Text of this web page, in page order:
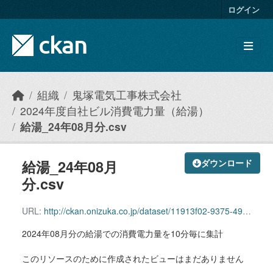
ログイン
組織
鬼塚電気工事株式会社
2024年度自社ビル消費電力量（給湯）
給湯_24年08月分.csv
ダウンロード
給湯_24年08月
分.csv
URL: http://ckan.onizuka.co.jp/dataset/11913f02-9375-4992-9bf4-b27b44b18632/resource/d84b6de0-85ed-47e6-8f2b-877782cdd3bc/download/hotwatersupply_2408.csv
2024年08月分の給湯での消費電力量を10分毎に集計
このリソースのために作成されたビューはまだありません